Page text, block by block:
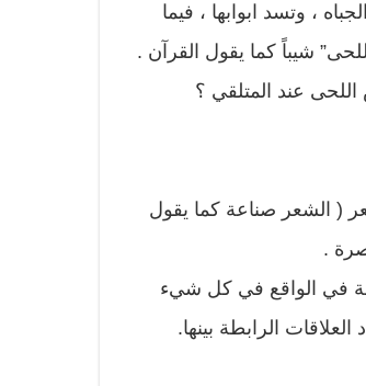
، وتسد ابوابها ، فيما
شيباً كما يقول القرآن .
عند المتلقي ؟
( الشعر صناعة كما يقول
.
في الواقع في كل شيء
الرابطة بينها.